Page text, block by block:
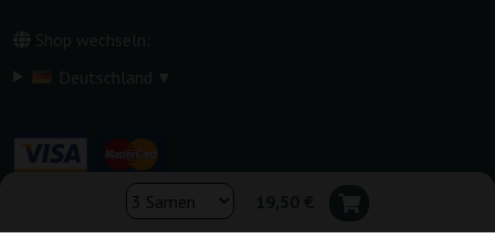
Shop wechseln:
Deutschland ▾